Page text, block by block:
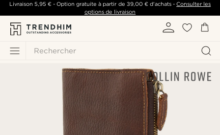
Rechercher
Livraison 5,95 €- Option gratuite à partir de 39,00 €d'achats -Consulter les
options de livraison